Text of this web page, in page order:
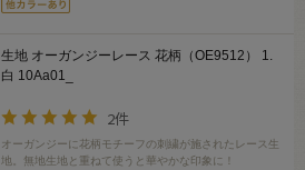
生地 オーガンジーレース 花柄（OE9512） 1.
白 10Aa01_
2件
オーガンジーに花柄モチーフの刺繍が施されたレース生
地。無地生地と重ねて使うと華やかな印象に！